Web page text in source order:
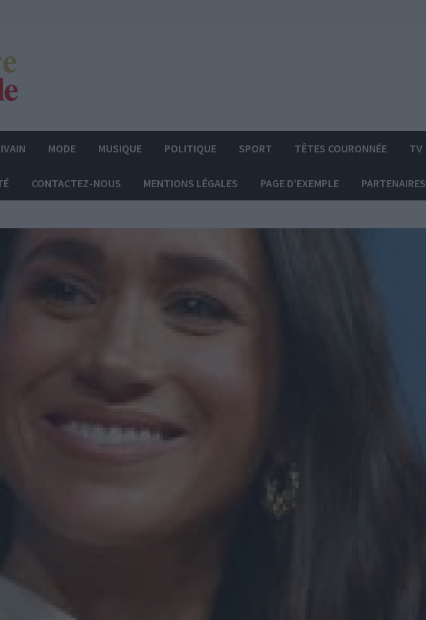
MODE MUSIQUE POLITIQUE SPORT TÊTES COURONNÉE TV
CONTACTEZ-NOUS MENTIONS LÉGALES PAGE D’EXEMPLE PARTENAIRES